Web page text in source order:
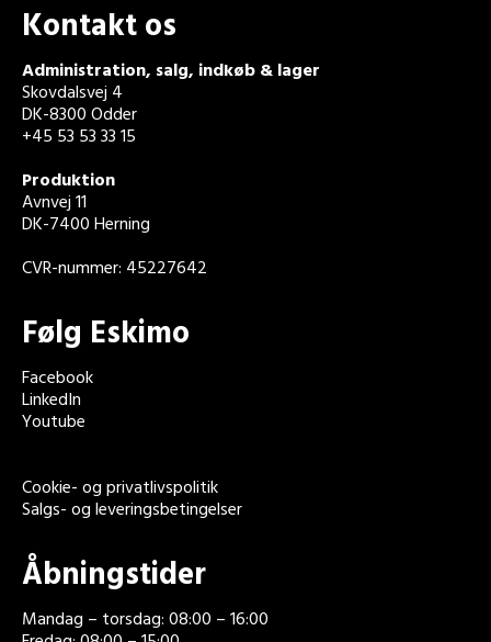
Kontakt os
Administration, salg, indkøb & lager
Skovdalsvej 4
DK-8300 Odder
+45 53 53 33 15
Produktion
Avnvej 11
DK-7400 Herning
CVR-nummer: 45227642
Følg Eskimo
Facebook
LinkedIn
Youtube
Cookie- og privatlivspolitik
Salgs- og leveringsbetingelser
Åbningstider
Mandag – torsdag: 08:00 – 16:00